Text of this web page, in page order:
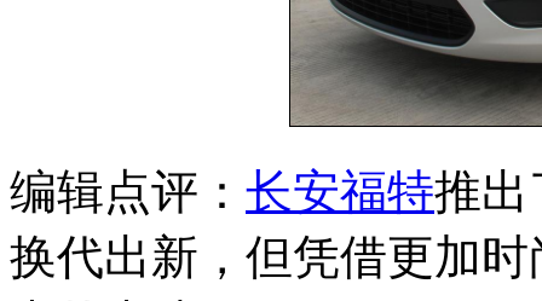
编辑点评： 长安福特推出
换代出新，但凭借更加